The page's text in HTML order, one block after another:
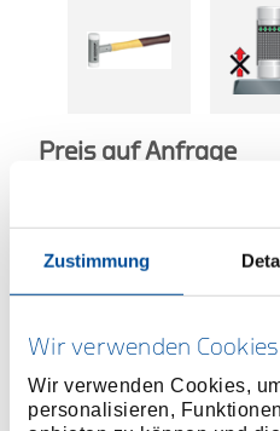
Zustimmung
Wir verwenden Cookies
Wir verwenden Cookies,
personalisieren,
Preis auf Anfrage
ONLINE